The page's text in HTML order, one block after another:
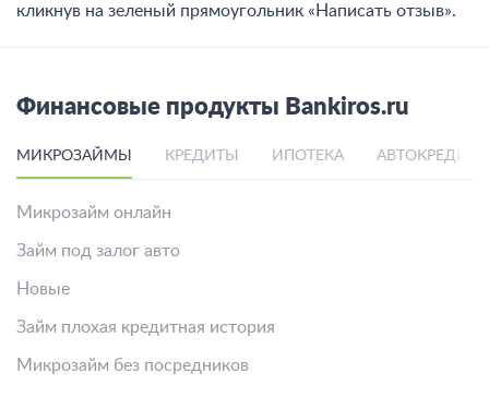
кликнув на зеленый прямоугольник «Написать отзыв».
Финансовые продукты Bankiros.ru
МИКРОЗАЙМЫ КРЕДИТЫ ИПОТЕКА
Микрозайм онлайн
Займ под залог авто
Новые
Займ плохая кредитная история
Микрозайм без посредников